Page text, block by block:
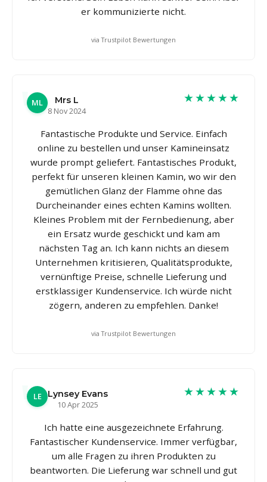
er kommunizierte nicht.
via Trustpilot Bewertungen
ML
Mrs L
8 Nov 2024
★★★★★
Fantastische Produkte und Service. Einfach
online zu bestellen und unser Kamineinsatz
wurde prompt geliefert. Fantastisches Produkt,
perfekt für unseren kleinen Kamin, wo wir den
gemütlichen Glanz der Flamme ohne das
Durcheinander eines echten Kamins wollten.
Kleines Problem mit der Fernbedienung, aber
ein Ersatz wurde geschickt und kam am
nächsten Tag an. Ich kann nichts an diesem
Unternehmen kritisieren, Qualitätsprodukte,
vernünftige Preise, schnelle Lieferung und
erstklassiger Kundenservice. Ich würde nicht
zögern, anderen zu empfehlen. Danke!
via Trustpilot Bewertungen
LE
Lynsey Evans
10 Apr 2025
★★★★★
Ich hatte eine ausgezeichnete Erfahrung.
Fantastischer Kundenservice. Immer verfügbar,
um alle Fragen zu ihren Produkten zu
beantworten. Die Lieferung war schnell und gut